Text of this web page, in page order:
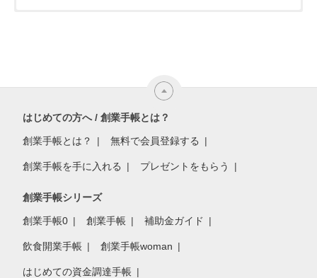
はじめての方へ / 創業手帳とは？
創業手帳とは？ 無料で会員登録する
創業手帳を手に入れる プレゼントをもらう
創業手帳シリーズ
創業手帳0 創業手帳 補助金ガイド
飲食開業手帳 創業手帳woman
はじめての資金調達手帳